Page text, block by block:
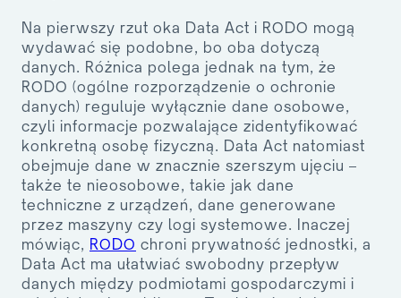
Na pierwszy rzut oka Data Act i RODO mogą
wydawać się podobne, bo oba dotyczą
danych. Różnica polega jednak na tym, że
RODO (ogólne rozporządzenie o ochronie
danych) reguluje wyłącznie dane osobowe,
czyli informacje pozwalające zidentyfikować
konkretną osobę fizyczną. Data Act natomiast
obejmuje dane w znacznie szerszym ujęciu –
także te nieosobowe, takie jak dane
techniczne z urządzeń, dane generowane
przez maszyny czy logi systemowe. Inaczej
mówiąc, RODO chroni prywatność jednostki, a
Data Act ma ułatwiać swobodny przepływ
danych między podmiotami gospodarczymi i